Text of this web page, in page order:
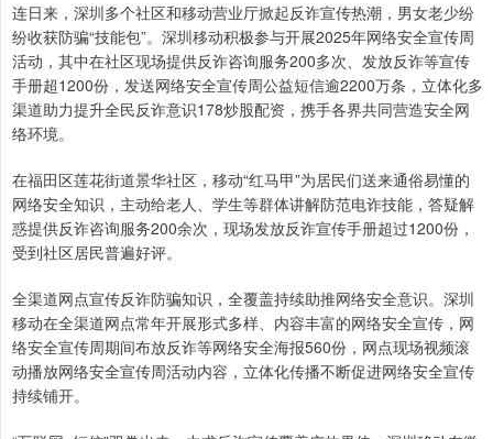
连日来，深圳多个社区和移动营业厅掀起反诈宣传热潮，男女老少纷
纷收获防骗“技能包”。深圳移动积极参与开展2025年网络安全宣传周
活动，其中在社区现场提供反诈咨询服务200多次、发放反诈等宣传
手册超1200份，发送网络安全宣传周公益短信逾2200万条，立体化多
渠道助力提升全民反诈意识178炒股配资，携手各界共同营造安全网
络环境。
在福田区莲花街道景华社区，移动“红马甲”为居民们送来通俗易懂的
网络安全知识，主动给老人、学生等群体讲解防范电诈技能，答疑解
惑提供反诈咨询服务200余次，现场发放反诈宣传手册超过1200份，
受到社区居民普遍好评。
全渠道网点宣传反诈防骗知识，全覆盖持续助推网络安全意识。深圳
移动在全渠道网点常年开展形式多样、内容丰富的网络安全宣传，网
络安全宣传周期间布放反诈等网络安全海报560份，网点现场视频滚
动播放网络安全宣传周活动内容，立体化传播不断促进网络安全宣传
持续铺开。